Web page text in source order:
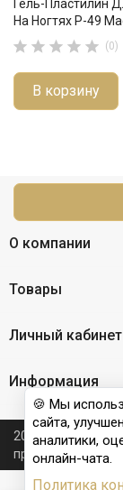
Гель-Пластилин
На Ногтях P-49
     (0)
В корзину
О компании
Товары
Личный кабинет
Информация
2026 © Nail Club
производителя
🍪 Мы
сайта,
аналитики,
онлайн-чата.
Политика